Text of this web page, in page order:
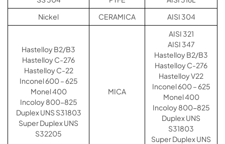
Nickel
CERAMICA AISI 304
Hastelloy B2/B3
Hastelloy C-276
Hastelloy C-22
Inconel 600 – 625
Monel 400
Incoloy 800-825
Duplex UNS S31803
Super Duplex UNS
S32205
MICA
AISI 321
AISI 347
Hastelloy B2/B3
Hastelloy C-276
Hastelloy V22
Inconel 600 – 625
Monel 400
Incoloy 800-825
Duplex UNS
S31803
Super Duplex UNS